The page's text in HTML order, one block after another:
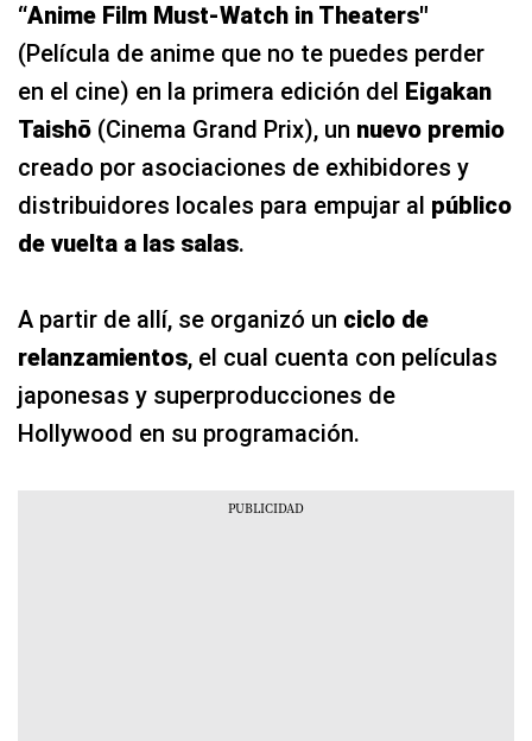
“Anime Film Must‑Watch in Theaters"
(Película de anime que no te puedes perder
en el cine) en la primera edición del Eigakan
Taishō (Cinema Grand Prix), un nuevo premio
creado por asociaciones de exhibidores y
distribuidores locales para empujar al público
de vuelta a las salas.
A partir de allí, se organizó un ciclo de
relanzamientos, el cual cuenta con películas
japonesas y superproducciones de
Hollywood en su programación.